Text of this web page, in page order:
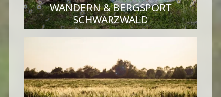
WANDERN & BERGSPORT
SCHWARZWALD